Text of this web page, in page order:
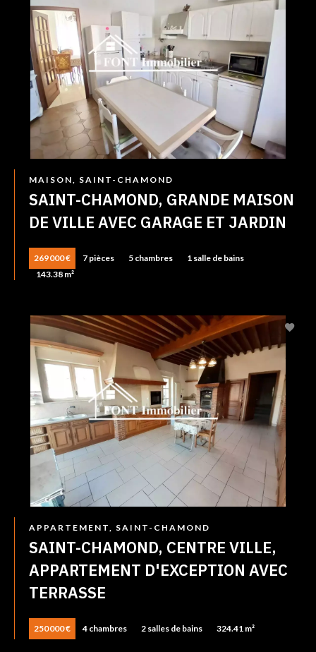
MAISON, SAINT-CHAMOND
SAINT-CHAMOND, GRANDE MAISON
DE VILLE AVEC GARAGE ET JARDIN
269 000 € 7 pièces 5 chambres
1 salle de bains
143.38 m²
APPARTEMENT, SAINT-CHAMOND
SAINT-CHAMOND, CENTRE VILLE,
APPARTEMENT D'EXCEPTION AVEC
TERRASSE
250 000 € 4 chambres 2 salles de bains 324.41 m²